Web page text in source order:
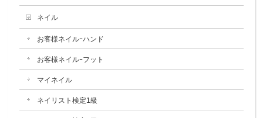
ネイル
お客様ネイルｰハンド
お客様ネイルｰフット
マイネイル
ネイリスト検定1級